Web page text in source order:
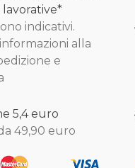
indicativi.
alla
e
5,4 euro
49,90 euro